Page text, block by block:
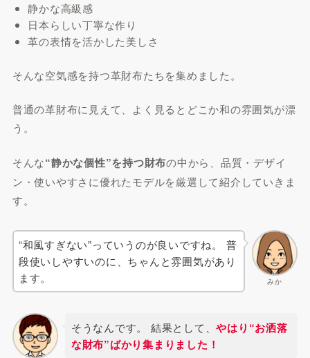
静かな高級感
日本らしい丁寧な作り
革の表情を活かした美しさ
そんな空気感を持つ革財布たちを集めました。
普通の革財布に見えて、よく見るとどこか和の雰囲気が漂
う。
そんな“静かな個性”を持つ財布の中から、品質・デザイ
ン・使いやすさに優れたモデルを厳選して紹介していきま
す。
みか
“和風すぎない”っていうのが良いですね。 普
段使いしやすいのに、ちゃんと雰囲気があり
ます。
そうなんです。 結果として、やはり“お洒落
な財布”ばかり集まりました！